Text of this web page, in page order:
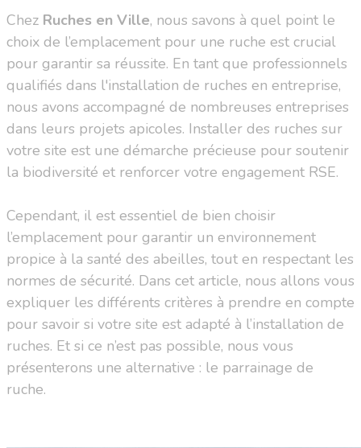
Chez Ruches en Ville, nous savons à quel point le
choix de l’emplacement pour une ruche est crucial
pour garantir sa réussite. En tant que professionnels
qualifiés dans l'installation de ruches en entreprise,
nous avons accompagné de nombreuses entreprises
dans leurs projets apicoles. Installer des ruches sur
votre site est une démarche précieuse pour soutenir
la biodiversité et renforcer votre engagement RSE.
Cependant, il est essentiel de bien choisir
l’emplacement pour garantir un environnement
propice à la santé des abeilles, tout en respectant les
normes de sécurité. Dans cet article, nous allons vous
expliquer les différents critères à prendre en compte
pour savoir si votre site est adapté à l’installation de
ruches. Et si ce n’est pas possible, nous vous
présenterons une alternative : le parrainage de
ruche.